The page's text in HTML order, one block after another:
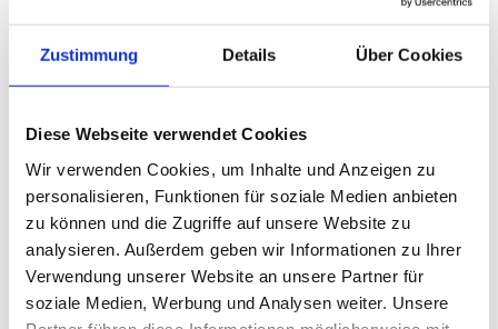
Zustimmung Details Über Cookies
Diese Webseite verwendet Cookies
Wir verwenden Cookies, um Inhalte und Anzeigen zu
personalisieren, Funktionen für soziale Medien anbieten
zu können und die Zugriffe auf unsere Website zu
analysieren. Außerdem geben wir Informationen zu Ihrer
Verwendung unserer Website an unsere Partner für
soziale Medien, Werbung und Analysen weiter. Unsere
Der überwiegende Teil nutzt
Myopie-Brillengläser
Brillengläser (70 Nennungen) und Kontaktlinsen (50
Nennungen) (Grafiken 3 + 4). 32 Betriebe nutzen
Orthokeratologie, meist in Kombination mit
Brillengläsern oder Kontaktlinsen, und zwölf bieten
zusätzlich eine Atropin-Therapie in Kooperation mit
Augenärzten an. Nur vier Unternehmen setzen alle
vier Methoden parallel ein; die Mehrheit konzentriert
sich auf Kombinationen aus Brillengläsern und